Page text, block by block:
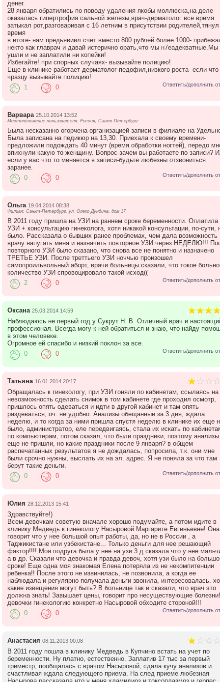
денег.
28 января обратились по поводу удаления якобы моллюска,на деле
оказалась гипертрофия сальной железы,врач-дерматолог все время
затыкал рот,разговаривая с 16 летним в присутствии родителей,тянул
время
в итоге- нам предьявиил счет вместо 800 рублей более 1000-
некто как главрач и давай истерично орать,что мы н7еадекватные.Мы
ушли и не заплатили ни копейки!
Избегайте! при спорных случаях- вызывайте полицию!
Еще в клинике работает дерматолог-педофил,низкого роста- если что-
чразцу вызывайте полицию!
Ответить/дополнить
1 0
Варвара 25.10.2014 13:52
Местоположение пользователя: Россия, Санкт-Петербург
Была несказанно огорчена организацией записи в филиале на
Была записана на педикюр на 13,30. Приехала к своему времени-
предложили подождать 40 минут (время обработки ногтей), передо
впихнули какую то женщину. Вопрос-зачем вы работаете по записи?
если у вас что то меняется в записи-будьте любезны отзвониться
заранее.
Ответить/дополнить
0 0
Ольга 19.04.2014 08:38
Филиал: Санкт-Петербург, ул. Олеко Дундича, дом 17
В 2011 году пришла на УЗИ на раннем сроке беременности. Оплатила
УЗИ + консультацию гинеколога, хотя никакой консультации, по-сути,
было. Рассказала о бывших ранее проблемах, чем дала возможность
врачу напугать меня и назначить повторное УЗИ через НЕДЕЛЮ!!!
повторного УЗИ было сказано, что снова все не понятно и назначено
ТРЕТЬЕ УЗИ. После треттьего УЗИ ноччью произошел
самопроильвольный аборт, врачи больницы сказали, что токое
количество УЗИ спровоцировало такой исход((
Ответить/дополнить
2 0
Оксана 25.03.2014 14:59
Наблюдаюсь не первый год у Сукрут Н. В. Отличный врач и
профессионал. Всегда могу к ней обратиться и знаю, что найду
в этом человеке.
Огромное ей спасибо и низкий поклон за все.
Ответить/дополнить
0 0
Татьяна 16.01.2014 20:17
Обращалась к гинекологу, при УЗИ гоняли по кабинетам, ссылаясь на
невозможность сделать снимок в том кабинете где проходил осмотр,
пришлось опять одеваться и идти в другой кабинет и там опять
раздеваться, оч. не удобно. Анализы обещанные за 3 дня, ждала
неделю, и то когда за ними пришла спустя неделю в клинике их еще
было, администратор, еле передвигаясь, стала их искать по
по компьютерам, потом сказал, что были праздники, поэтому анализы
еще не пришли, но какие праздники после 9 января? в общем
распечатанных результатов я не дождалась, попросила, т.к. они мне
были срочно нужны, выслать их на эл. адрес. Я не поняла за что там
берут такие деньги.
Ответить/дополнить
0 0
Юлия 28.12.2013 15:41
Здравствуйте!)
Всем девочкам советую вначале хорошо подумайте, а потом идите в
клинику Медведь к гинекологу Насыровой Маргарите Евгеньевне! Она
говорит что у нее большой опыт работы, да, но не в России , а
Таджикистане или узбекистане... Только деньги для нее решающий
фактор!!!! Моя подруга была у нее на узи 3 д сказала что у нее
а в др. Сказали что девочка и правда девоч, хотя узи было на
сроке! Еще одна моя знакомая Елена потеряла из не некомпитенции
ребенка!! После этого не извинилась, не позвонила, а когда ее
наблюдала и регулярно получала деньги звонила, интересовалась.
какие извещения могут быть? В больнице так и сказали, что врач это
должна знать! Завышает цены, говорит про несуществующие
девочки гинекологию конкретно Насыровой обходите стороной!!!
Ответить/дополнить
0 0
Анастасия 08.11.2013 00:08
В 2011 году пошла в клинику Медведь в Купчино встать на учет по
беременности. Ну платно, естественно. Заплатив 17 тыс за первый
триместр, пообщалась с врачом Насыровой, сдала кучу анализов и
счастливая ждала следующего приема. На след приеме любезная